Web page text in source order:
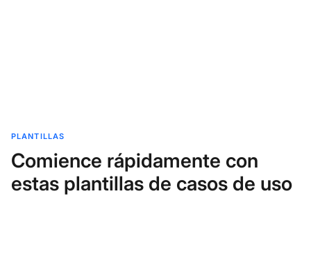
PLANTILLAS
Comience rápidamente con
estas plantillas de casos de uso